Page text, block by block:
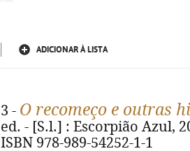
ADICIONAR À LISTA
3 - O recomeço e outras
ed. - [S.l.] : Escorpião Azul,
ISBN 978-989-54252-1-1